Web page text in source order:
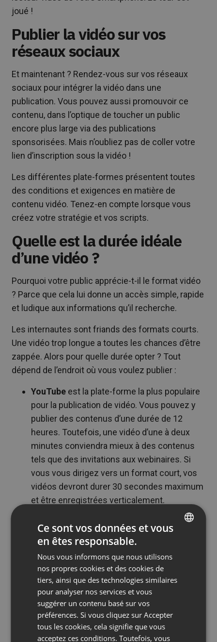
joué !
Publier la vidéo sur vos
réseaux sociaux
Et maintenant ? Rendez-vous sur vos réseaux
sociaux pour intégrer la vidéo dans une
publication. Vous pouvez aussi promouvoir ce
contenu, dans l’optique de toucher un public
encore plus large via des publications
sponsorisées. Mais n’oubliez pas de coller votre
lien d’inscription sous la vidéo !
Les différentes plate-formes présentent toutes
des conditions et exigences en matière de
contenu vidéo. Tenez-en compte lorsque vous
créez votre stratégie et vos scripts.
Quelle est la durée idéale
d’une vidéo ?
Pourquoi votre public apprécie-t-il le format vidéo
? Parce que cela lui donne un accès simple, rapide
et ludique aux informations qu’il recherche.
Les internautes sont friands des formats courts.
Une vidéo trop longue a toutes les chances d’être
zappée. Alors pour quelle durée opter ? Tout
dépend de l’endroit où vous voulez publier :
YouTube est la plate-forme la plus populaire
pour la publication de vidéo. Vous pouvez y
publier des contenus d’une durée de 12
heures. Toutefois, une vidéo d’une à deux
minutes conviendra mieux à des contenus
tels que des invitations aux webinaires. Si
vous vous dirigez vers un format court, vos
vidéos devront durer 30 secondes maximum
et être enregistrées verticalement.
, la durée maximale d’une
vidéo est de… 240 minutes. Si vous voulez
une grande portée, le plus efficace sera de
réaliser une vidéo de 60 secondes maximum.
Et si vous voulez publier des Stories, ne
dépassez pas 20 secondes.
LinkedInest le réseau référence pour les
professionnels. Il vous y sera beaucoup plus
facile d’atteindre des clients potentiels. Si
vous voulez y publier une invitation vidéo, elle
FRENCH
SPANISH
Ce sont vos données et vous
en êtes responsable.
Nous vous informons que nous utilisons
nos propres cookies et des cookies de
tiers, ainsi que des technologies similaires
pour analyser nos services et vous
suggérer un contenu basé sur vos
préférences. Si vous cliquez sur Accepter
tous les cookies, cela signifie que vous
acceptez ces conditions. Toutefois, vous